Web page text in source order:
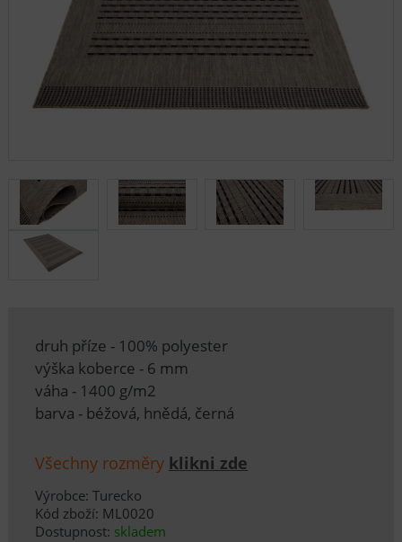
druh příze - 100% polyester
výška koberce - 6 mm
váha - 1400 g/m2
barva - béžová, hnědá, černá
Všechny rozměry klikni zde
Výrobce: Turecko
Kód zboží: ML0020
Dostupnost: skladem